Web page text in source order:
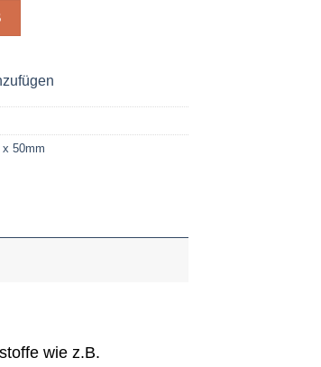
140 Menge
50mm
wie z.B.